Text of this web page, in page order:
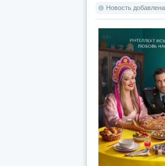
Новость